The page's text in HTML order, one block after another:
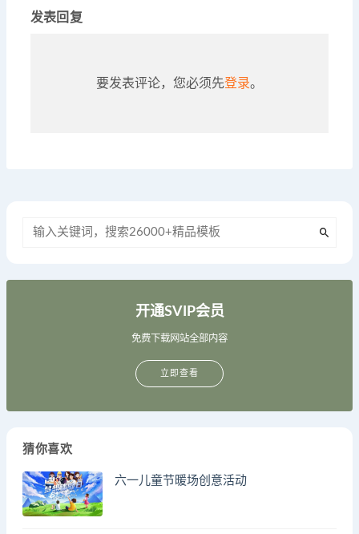
发表回复
要发表评论，您必须先登录。
开通SVIP会员
免费下载网站全部内容
立即查看
猜你喜欢
六一儿童节暖场创意活动